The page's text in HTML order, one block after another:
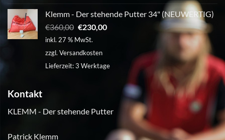
Klemm - Der stehende Putter 34" (NEUWERTIG)
€360,00 Ursprünglicher
Preis
€360,00
€230,00Aktueller
€230,00.
inkl. 27 % MwSt.
zzgl. Versandkosten
Lieferzeit:3 Werktage
Kontakt
KLEMM - Der stehende Putter
Patrick Klemm